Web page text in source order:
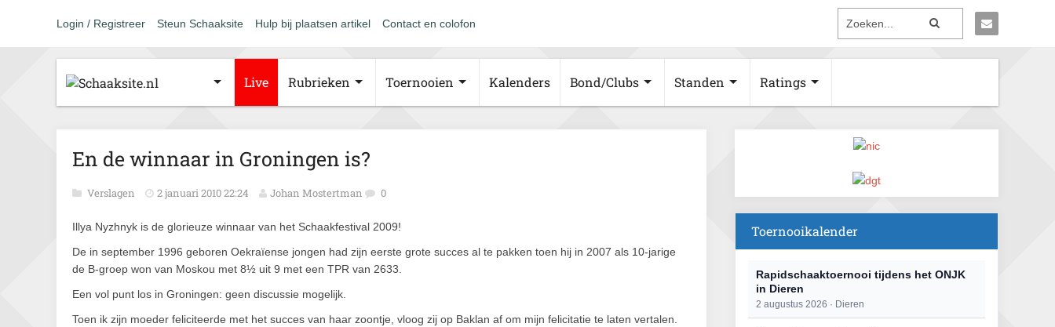
Login / Registreer Steun Schaaksite Hulp bij plaatsen artikel Contact en colofon
Live Rubrieken Toernooien Kalenders Bond/Clubs Standen Ratings
En de winnaar in Groningen is?
Verslagen 2 januari 2010 22:24 Johan Mostertman 0
Illya Nyzhnyk is de glorieuze winnaar van het Schaakfestival 2009!
De in september 1996 geboren Oekraïense jongen had zijn eerste grote succes al te pakken toen hij in 2007 als 10-jarige
de B-groep won van Moskou met 8½ uit 9 met een TPR van 2633.
Een vol punt los in Groningen: geen discussie mogelijk.
Toen ik zijn moeder feliciteerde met het succes van haar zoontje, vloog zij op Baklan af om mijn felicitatie te laten vertalen.
Toernooikalender
Rapidschaaktoernooi tijdens het ONJK
in Dieren
2 augustus 2026 · Dieren